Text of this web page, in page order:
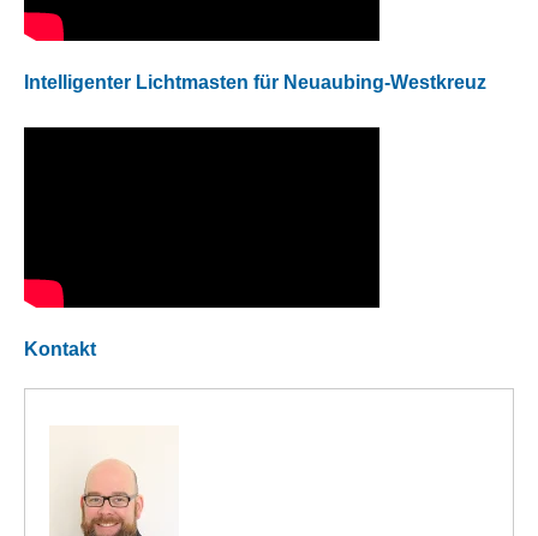
Intelligenter Lichtmasten für Neuaubing-Westkreuz
Kontakt